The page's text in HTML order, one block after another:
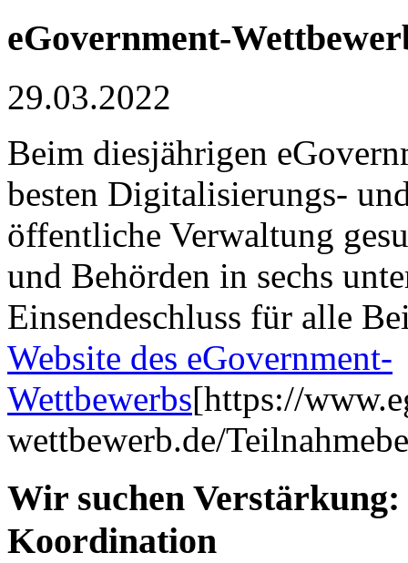
eGovernment-
29.03.2022
Beim diesjährigen
besten Digitalisierungs-
öffentliche Verwaltung
und Behörden in sechs
Einsendeschluss für alle
Website des eGovernment-
Wettbewerbs[https://
wettbewerb.de/
Wir suchen
Koordination